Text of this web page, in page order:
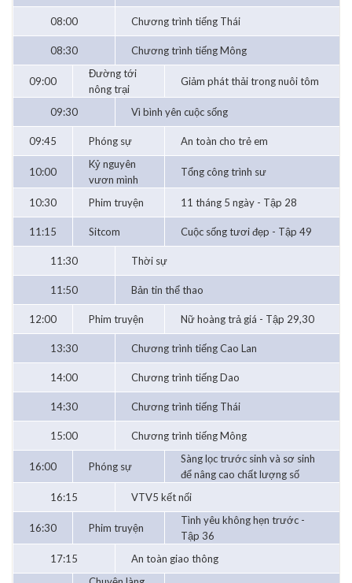
08:00 Chương trình tiếng Thái
08:30 Chương trình tiếng Mông
09:00
Đường tới
nông trại
Giảm phát thải trong nuôi tôm
09:30 Vì bình yên cuộc sống
09:45 Phóng sự An toàn cho trẻ em
10:00
Kỷ nguyên
vươn mình
Tổng công trình sư
10:30 Phim truyện 11 tháng 5 ngày - Tập 28
11:15 Sitcom Cuộc sống tươi đẹp - Tập 49
11:30 Thời sự
11:50 Bản tin thể thao
12:00 Phim truyện Nữ hoàng trả giá - Tập 29,30
13:30 Chương trình tiếng Cao Lan
14:00 Chương trình tiếng Dao
14:30 Chương trình tiếng Thái
15:00 Chương trình tiếng Mông
16:00 Phóng sự
Sàng lọc trước sinh và sơ sinh
để nâng cao chất lượng số
16:15
VTV5 kết nối
16:30 Phim truyện
Tình yêu không hẹn trước -
Tập 36
17:15
An toàn giao thông